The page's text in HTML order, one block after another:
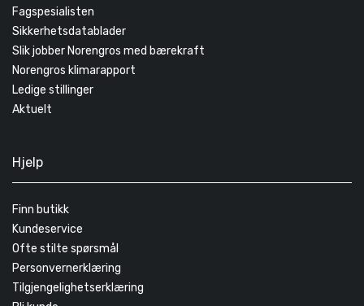
Fagspesialisten
Sikkerhetsdatablader
Slik jobber Norengros med bærekraft
Norengros klimarapport
Ledige stillinger
Aktuelt
Hjelp
Finn butikk
Kundeservice
Ofte stilte spørsmål
Personvernerklæring
Tilgjengelighetserklæring